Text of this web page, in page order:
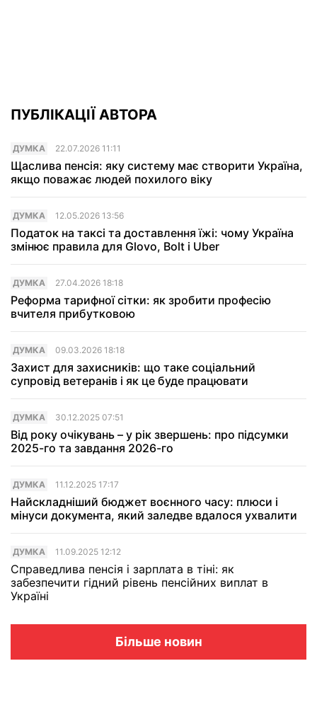
ПУБЛІКАЦІЇ АВТОРА
ДУМКА 22.07.2026 11:11
Щаслива пенсія: яку систему має створити Україна,
якщо поважає людей похилого віку
ДУМКА 12.05.2026 13:56
Податок на таксі та доставлення їжі: чому Україна
змінює правила для Glovo, Bolt і Uber
ДУМКА 27.04.2026 18:18
Реформа тарифної сітки: як зробити професію
вчителя прибутковою
ДУМКА 09.03.2026 18:18
Захист для захисників: що таке соціальний
супровід ветеранів і як це буде працювати
ДУМКА 30.12.2025 07:51
Від року очікувань – у рік звершень: про підсумки
2025-го та завдання 2026-го
ДУМКА 11.12.2025 17:17
Найскладніший бюджет воєнного часу: плюси і
мінуси документа, який заледве вдалося ухвалити
ДУМКА 11.09.2025 12:12
Справедлива пенсія і зарплата в тіні: як
забезпечити гідний рівень пенсійних виплат в
Україні
Більше новин